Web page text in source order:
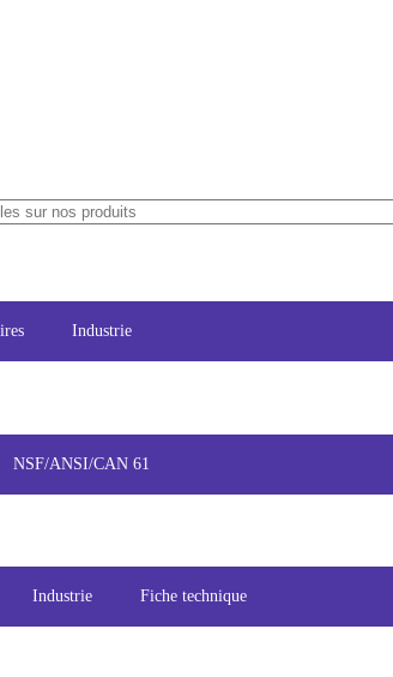
Industrie
NSF/ANSI/CAN 61
Industrie Fiche technique